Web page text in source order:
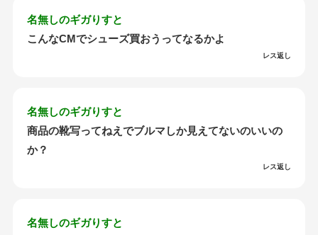
名無しのギガりすと
こんなCMでシューズ買おうってなるかよ
レス返し
名無しのギガりすと
商品の靴写ってねえでブルマしか見えてないのいいの
か？
レス返し
名無しのギガりすと